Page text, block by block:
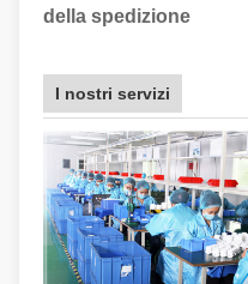
della spedizione
I nostri servizi